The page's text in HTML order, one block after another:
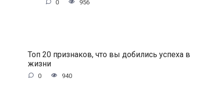
0 956
Топ 20 признаков, что вы добились успеха в
жизни
0 940